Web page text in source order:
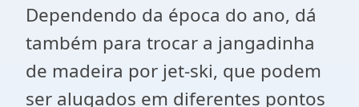
Dependendo da época do ano, dá
também para trocar a jangadinha
de madeira por jet-ski, que podem
ser alugados em diferentes pontos